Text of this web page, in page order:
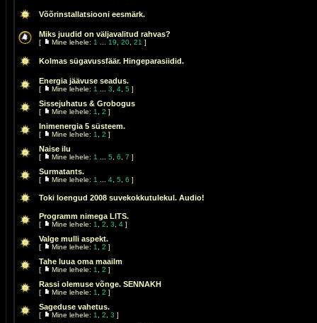
Võõrinstallatsiooni eesmärk.
Miks juudid on väljavalitud rahvas?
[ Mine lehele: 1 19 20 21 ]
Kolmas sügavussfäär. Hingeparasiidid.
Energia jäävuse seadus.
[ Mine lehele: 1 3 4 5 ]
Sissejuhatus & Grobogus
[ Mine lehele: 1 2 ]
Inimenergia 5 süsteem.
[ Mine lehele: 1 2 ]
Naise ilu
[ Mine lehele: 1 5 6 7 ]
Surmatants.
[ Mine lehele: 1 4 5 6 ]
Toki loengud 2008 suvekokkutulekul. Audio!
Programm nimega LITS.
[ Mine lehele: 1 2 3 4 ]
Valge mulli aspekt.
[ Mine lehele: 1 2 ]
Tahe luua oma maailm
[ Mine lehele: 1 2 ]
Rassi olemuse võnge. SENNAKH
[ Mine lehele: 1 2 ]
Sageduse vahetus.
[ Mine lehele: 1 2 3 ]